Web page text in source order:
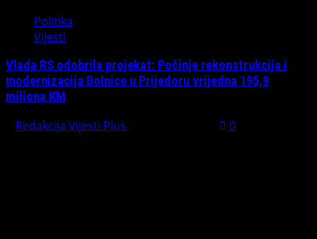
Politika
Vijesti
Vlada RS odobrila projekat: Počinje rekonstrukcija i
modernizacija Bolnice u Prijedoru vrijedna 195,9
miliona KM
Redakcija Vijesti Plus
0